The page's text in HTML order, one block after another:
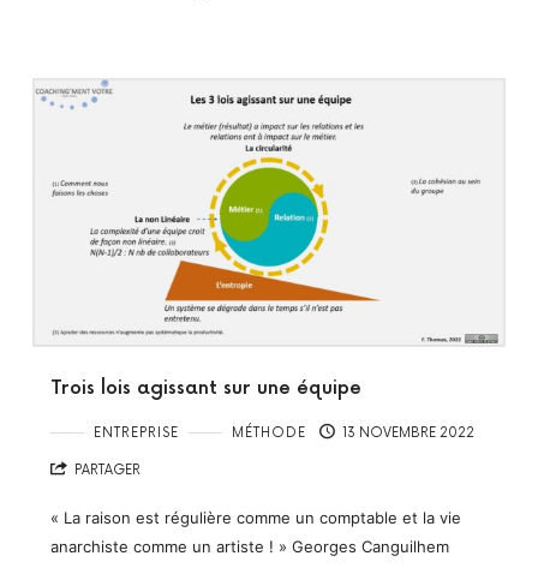
Trois lois agissant sur une équipe
ENTREPRISE MÉTHODE 13 NOVEMBRE 2022
PARTAGER
« La raison est régulière comme un comptable et la vie
anarchiste comme un artiste ! » Georges Canguilhem